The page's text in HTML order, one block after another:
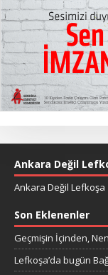
Ankara Değil
Ankara Değil Lefkoşa
Son Eklenenler
Geçmişin İçinden,
Lefkoşa’da bugün